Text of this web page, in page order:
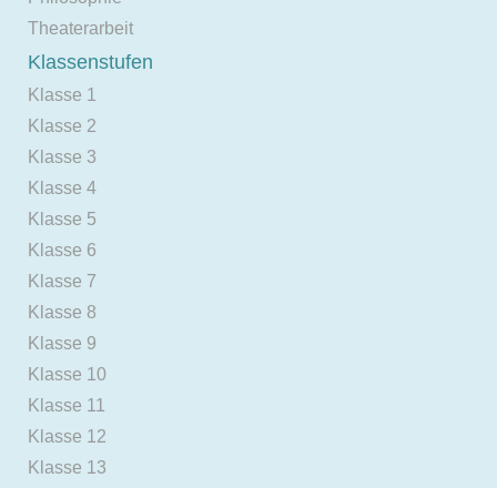
Theaterarbeit
Klassenstufen
Klasse 1
Klasse 2
Klasse 3
Klasse 4
Klasse 5
Klasse 6
Klasse 7
Klasse 8
Klasse 9
Klasse 10
Klasse 11
Klasse 12
Klasse 13